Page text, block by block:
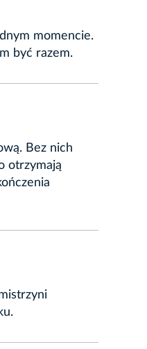
momencie.
być razem.
Bez nich
otrzymają